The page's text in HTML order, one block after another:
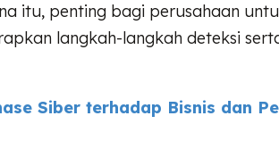
itu, penting bagi perusahaan
langkah-langkah deteksi
Siber terhadap Bisnis dan